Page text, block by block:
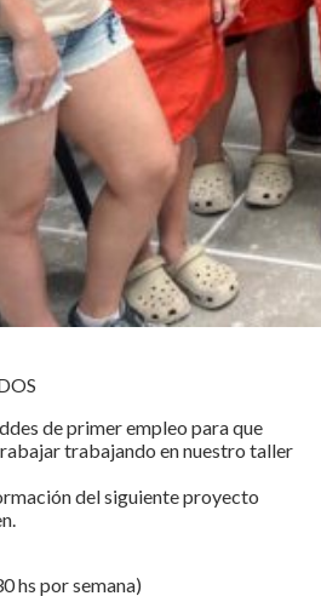
de primer empleo para que
trabajando en nuestro taller
del siguiente proyecto
hs por semana)